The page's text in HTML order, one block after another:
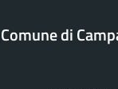
Comune di